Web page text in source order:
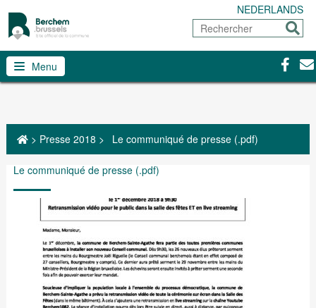
NEDERLANDS
Rechercher
Menu
> Presse 2018 > Le communiqué de presse (.pdf)
Le communiqué de presse (.pdf)